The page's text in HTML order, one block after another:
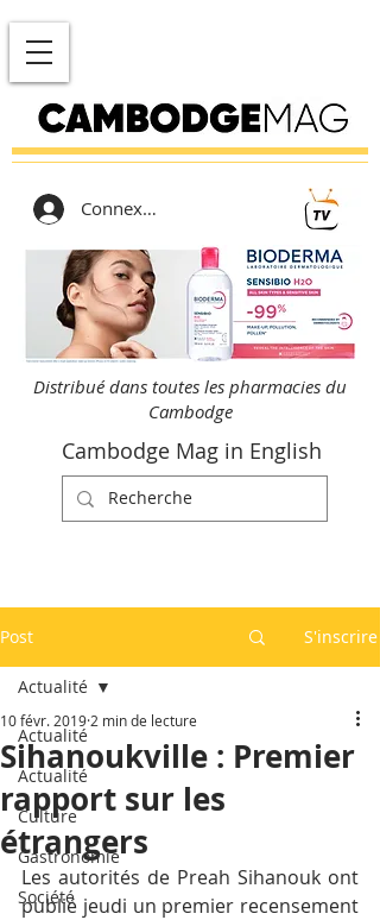
Connexion
Distribué dans toutes les pharmacies du
Cambodge
Cambodge Mag in English
Post S'inscrire
Actualité
Actualité
Culture
Gastronomie
Société
Actualité
Sihanoukville : Premier
rapport sur les
étrangers
10 févr. 2019 2 min de lecture
Les autorités de Preah Sihanouk ont
publié jeudi un premier recensement